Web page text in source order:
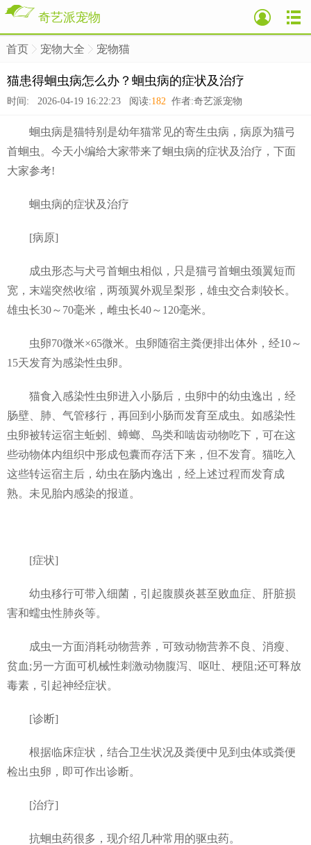
奇艺派宠物
首页 宠物大全 宠物猫
猫患得蛔虫病怎么办？蛔虫病的症状及治疗
时间: 2026-04-19 16:22:23 阅读:182 作者:奇艺派宠物
蛔虫病是猫特别是幼年猫常见的寄生虫病，病原为猫弓
首蛔虫。今天小编给大家带来了蛔虫病的症状及治疗，下面
大家参考!
蛔虫病的症状及治疗
[病原]
成虫形态与犬弓首蛔虫相似，只是猫弓首蛔虫颈翼短而
宽，末端突然收缩，两颈翼外观呈梨形，雄虫交合刺较长。
雄虫长30～70毫米，雌虫长40～120毫米。
虫卵70微米×65微米。虫卵随宿主粪便排出体外，经10～
15天发育为感染性虫卵。
猫食入感染性虫卵进入小肠后，虫卵中的幼虫逸出，经
肠壁、肺、气管移行，再回到小肠而发育至成虫。如感染性
虫卵被转运宿主蚯蚓、蟑螂、鸟类和啮齿动物吃下，可在这
些动物体内组织中形成包囊而存活下来，但不发育。猫吃入
这些转运宿主后，幼虫在肠内逸出，经上述过程而发育成
熟。未见胎内感染的报道。
[症状]
幼虫移行可带入细菌，引起腹膜炎甚至败血症、肝脏损
害和蠕虫性肺炎等。
成虫一方面消耗动物营养，可致动物营养不良、消瘦、
贫血;另一方面可机械性刺激动物腹泻、呕吐、梗阻;还可释放
毒素，引起神经症状。
[诊断]
根据临床症状，结合卫生状况及粪便中见到虫体或粪便
检出虫卵，即可作出诊断。
[治疗]
抗蛔虫药很多，现介绍几种常用的驱虫药。